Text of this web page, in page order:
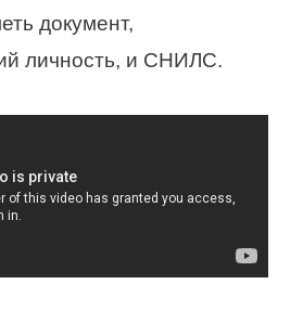
документ,
личность, и СНИЛС.